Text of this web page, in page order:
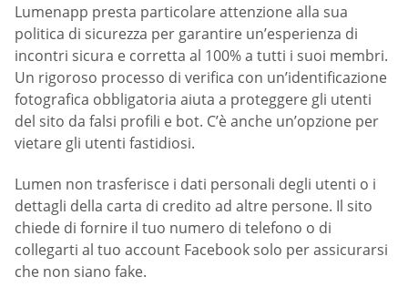
Lumenapp presta particolare attenzione alla sua
politica di sicurezza per garantire un’esperienza di
incontri sicura e corretta al 100% a tutti i suoi membri.
Un rigoroso processo di verifica con un’identificazione
fotografica obbligatoria aiuta a proteggere gli utenti
del sito da falsi profili e bot. C’è anche un’opzione per
vietare gli utenti fastidiosi.
Lumen non trasferisce i dati personali degli utenti o i
dettagli della carta di credito ad altre persone. Il sito
chiede di fornire il tuo numero di telefono o di
collegarti al tuo account Facebook solo per assicurarsi
che non siano fake.